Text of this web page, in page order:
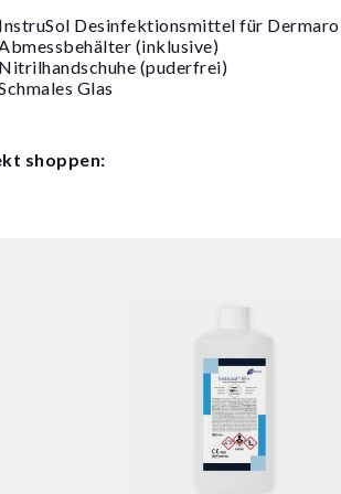
InstruSol Desinfektionsmittel für
Abmessbehälter (inklusive)
Nitrilhandschuhe (puderfrei)
Glas
shoppen: